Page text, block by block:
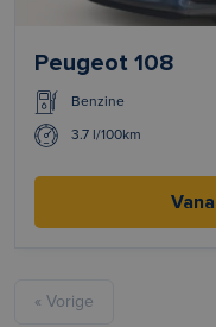
Peugeot 108
Benzine
3.7 l/100km
« Vorige